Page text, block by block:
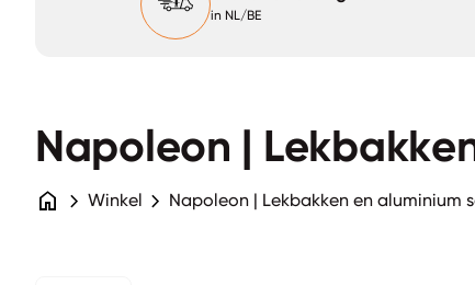
in NL/BE
Napoleon |
home chevron_right Winkel chevron_right Napoleon | Lekbakken en aluminium